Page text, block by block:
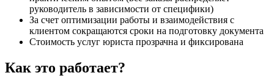
руководитель в зависимости от специфики)
За счет оптимизации работы и взаимодействия с
клиентом сокращаются сроки на подготовку документа
Стоимость услуг юриста прозрачна и фиксирована
Как это работает?